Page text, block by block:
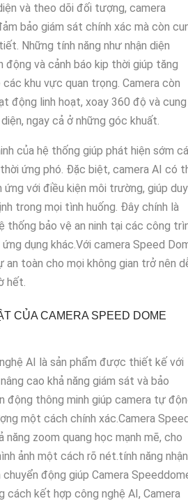
và theo dõi đối tượng, camera
bảo giám sát chính xác mà còn
Những tính năng như nhận diện
động và cảnh báo kịp thời giúp tăng
khu vực quan trọng. Camera còn
động linh hoạt, xoay 360 độ và cung
ngay cả ở những góc khuất.
của hệ thống giúp phát hiện sớm
ứng phó. Đặc biệt, camera AI có
với điều kiện môi trường, giúp duy
trong mọi tình huống. Đây chính là
bảo vệ an ninh tại các công
dụng khác.Với camera Speed
an toàn cho mọi không gian trở nên
hết.
CỦA CAMERA SPEED DOME
AI là sản phẩm được thiết kế với
cao khả năng giám sát và bảo
động thông minh giúp camera tự
một cách chính xác.Camera
zoom quang học mạnh mẽ, cho
ảnh một cách rõ nét.tính năng nhận
động giúp Camera
cách kết hợp công nghệ AI, Camera